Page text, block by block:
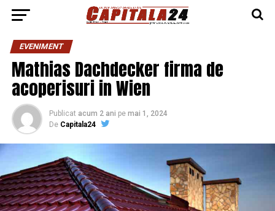
EVENIMENT
Mathias Dachdecker firma de
acoperisuri in Wien
Publicat acum 2 ani pe mai 1, 2024
De Capitala24